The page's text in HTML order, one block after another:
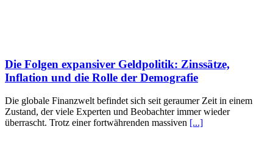
Die Folgen expansiver Geldpolitik: Zinssätze,
Inflation und die Rolle der Demografie
Die globale Finanzwelt befindet sich seit geraumer Zeit in einem
Zustand, der viele Experten und Beobachter immer wieder
überrascht. Trotz einer fortwährenden massiven [...]